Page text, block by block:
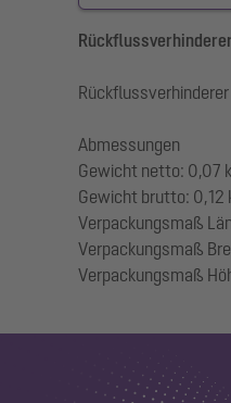
Abmessungen
Gewicht netto: 0,07
Gewicht brutto: 0,12
Verpackungsmaß
Verpackungsmaß